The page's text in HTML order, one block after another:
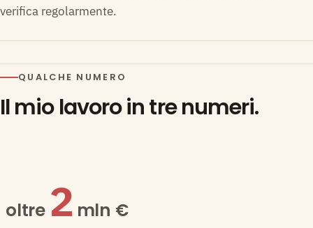
verifica regolarmente.
QUALCHE NUMERO
Il mio lavoro in tre numeri.
oltre 2mln €